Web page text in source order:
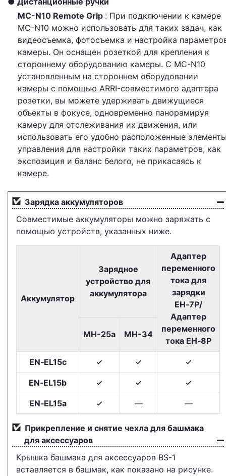
MC-N10 Remote Grip : При подключении к камере
MC-N10 можно использовать для таких задач, как
видеосъемка, фотосъемка и настройка
камеры. Он оснащен розеткой для крепления к
стороннему оборудованию камеры. С MC-N10
установленным на стороннем оборудовании
камеры с помощью ARRI-совместимого адаптера
розетки, вы можете удерживать движущиеся
объекты в фокусе, одновременно панорамируя
камеру для отслеживания их движения, или
использовать его удобно расположенные
управления для настройки таких параметров, как
экспозиция и баланс белого, не прикасаясь к
камере.
Зарядка аккумуляторов
Совместимые аккумуляторы можно заряжать с
помощью устройств, указанных ниже.
Аккумулятор
Зарядное
устройство для
аккумулятора
Адаптер
переменного
тока для
зарядки
EH‑7P/
Адаптер
переменного
тока EH‑8P
МН-25а МН-34
EN‑EL15c 4 4 4
EN‑EL15b 4 4 4
EN‑EL15a 4 — —
Прикрепление и снятие чехла для башмака
для аксессуаров
Крышка башмака для аксессуаров BS-1
вставляется в башмак, как показано на рисунке.